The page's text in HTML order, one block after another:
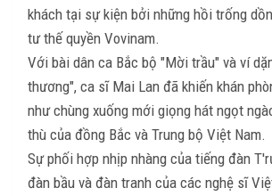
khách tại sự kiện bởi những hồi trống
tư thế quyền Vovinam.
Với bài dân ca Bắc bộ "Mời trầu" và ví
thương", ca sĩ Mai Lan đã khiến khán
như chùng xuống mới giọng hát ngọt
thù của đồng Bắc và Trung bộ Việt Nam.
Sự phối hợp nhịp nhàng của tiếng đàn
đàn bầu và đàn tranh của các nghệ sĩ